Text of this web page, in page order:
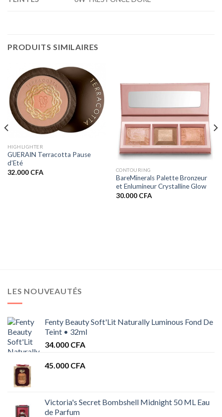
PRODUITS SIMILAIRES
HIGHLIGHTER
GUERAIN Terracotta Pause
d’Eté
32.000 CFA CONTOURING
BareMinerals Palette Bronzeur
et Enlumineur Crystalline Glow
30.000 CFA
LES NOUVEAUTÉS
Fenty Beauty Soft'Lit Naturally Luminous Fond De
Teint • 32ml
34.000 CFA
45.000 CFA
Victoria's Secret Bombshell Midnight 50 ML Eau
de Parfum